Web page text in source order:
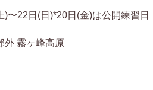
〜22日(日)*20日(金)は公開練習日
外 霧ヶ峰高原